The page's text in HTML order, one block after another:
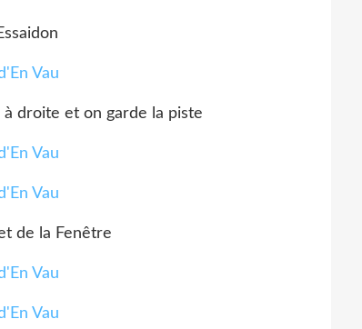
droite et on garde la piste
de la Fenêtre